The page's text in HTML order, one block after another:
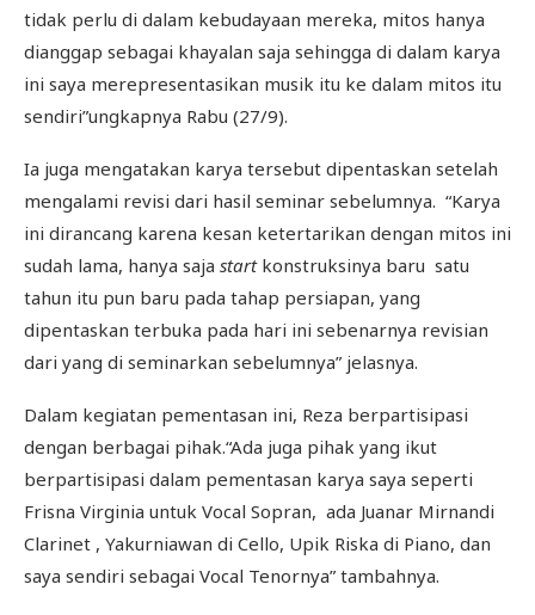
tidak perlu di dalam kebudayaan mereka, mitos hanya
dianggap sebagai khayalan saja sehingga di dalam karya
ini saya merepresentasikan musik itu ke dalam mitos itu
sendiri”ungkapnya Rabu (27/9).
Ia juga mengatakan karya tersebut dipentaskan setelah
mengalami revisi dari hasil seminar sebelumnya. “Karya
ini dirancang karena kesan ketertarikan dengan mitos ini
sudah lama, hanya saja startkonstruksinya baru satu
tahun itu pun baru pada tahap persiapan, yang
dipentaskan terbuka pada hari ini sebenarnya revisian
dari yang di seminarkan sebelumnya” jelasnya.
Dalam kegiatan pementasan ini, Reza berpartisipasi
dengan berbagai pihak.“Ada juga pihak yang ikut
berpartisipasi dalam pementasan karya saya seperti
Frisna Virginia untuk Vocal Sopran, ada Juanar Mirnandi
Clarinet , Yakurniawan di Cello, Upik Riska di Piano, dan
saya sendiri sebagai Vocal Tenornya” tambahnya.